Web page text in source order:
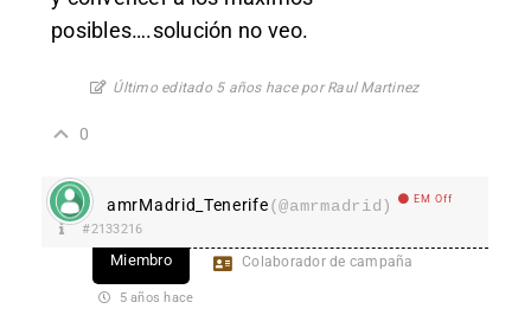
posibles….solución no veo.
Último editado 5 años hace por Raul Martinez
0
amrMadrid_Tenerife(@amrmadrid) EM Off
#2133216
Miembro Colaborador de campaña
5 años hace